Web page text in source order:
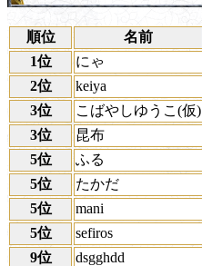
順位
名前
1位
にゃ
2位
keiya
3位
こばやしゆうこ(仮)
3位
昆布
5位
ふる
5位
たかだ
5位
mani
5位
sefiros
9位
dsgghdd